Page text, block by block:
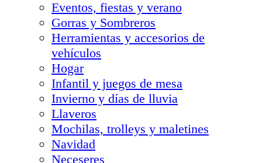
Eventos, fiestas y verano
Gorras y Sombreros
Herramientas y accesorios de
vehículos
Hogar
Infantil y juegos de mesa
Invierno y días de lluvia
Llaveros
Mochilas, trolleys y maletines
Navidad
Neceseres